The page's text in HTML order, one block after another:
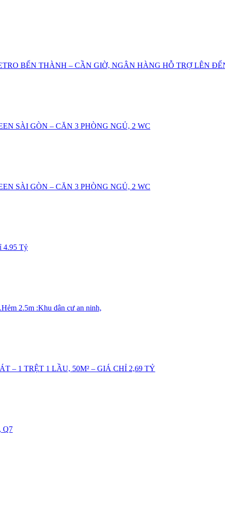
BẾN THÀNH – CẦN GIỜ, NGÂN HÀNG HỖ TRỢ LÊN
SÀI GÒN – CĂN 3 PHÒNG NGỦ, 2 WC
SÀI GÒN – CĂN 3 PHÒNG NGỦ, 2 WC
4.95 Tỷ
2.5m :Khu dân cư an ninh,
– 1 TRỆT 1 LẦU, 50M² – GIÁ CHỈ 2,69 TỶ
Q7